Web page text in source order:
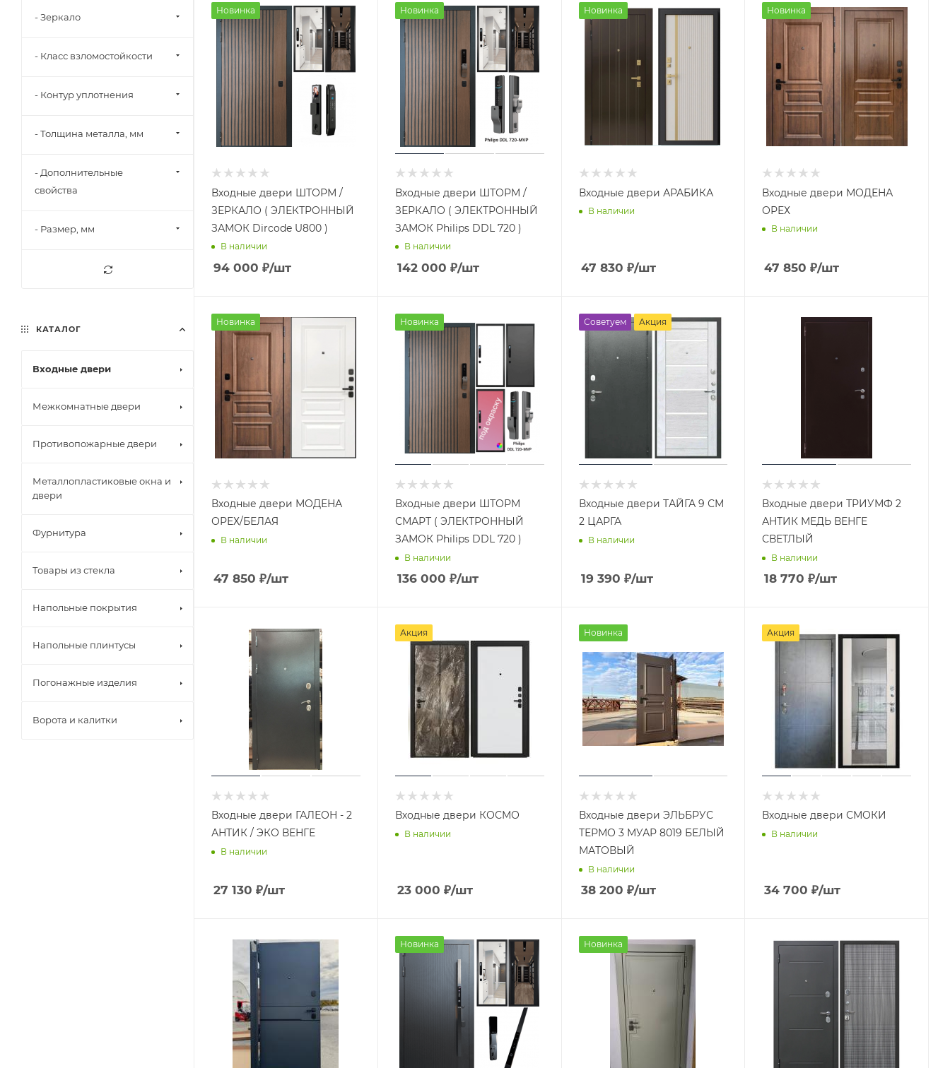
Новинка
Входные двери ШТОРМ /
ЗЕРКАЛО ( ЭЛЕКТРОННЫЙ
ЗАМОК Dircode U800 )
В наличии
94 000 ₽/шт
Новинка
Входные двери ШТОРМ /
ЗЕРКАЛО ( ЭЛЕКТРОННЫЙ
ЗАМОК Philips DDL 720 )
В наличии
142 000 ₽/шт
Новинка
Входные двери АРАБИКА
В наличии
47 830 ₽/шт
Новинка
Входные двери МОДЕНА
ОРЕХ
В наличии
47 850 ₽/шт
Новинка
Входные двери МОДЕНА
ОРЕХ/БЕЛАЯ
В наличии
47 850 ₽/шт
Новинка
Входные двери ШТОРМ
СМАРТ ( ЭЛЕКТРОННЫЙ
ЗАМОК Philips DDL 720 )
В наличии
136 000 ₽/шт
Советуем Акция
Входные двери ТАЙГА 9 СМ
2 ЦАРГА
В наличии
19 390 ₽/шт
Входные двери ТРИУМФ 2
АНТИК МЕДЬ ВЕНГЕ
СВЕТЛЫЙ
В наличии
18 770 ₽/шт
Входные двери ГАЛЕОН - 2
АНТИК / ЭКО ВЕНГЕ
В наличии
27 130 ₽/шт
Акция
Входные двери КОСМО
В наличии
23 000 ₽/шт
Новинка
Входные двери ЭЛЬБРУС
ТЕРМО 3 МУАР 8019 БЕЛЫЙ
МАТОВЫЙ
В наличии
38 200 ₽/шт
Акция
Входные двери СМОКИ
В наличии
34 700 ₽/шт
Новинка Новинка
КАТАЛОГ
Входные двери
Межкомнатные двери
Противопожарные двери
Металлопластиковые окна и
двери
Фурнитура
Товары из стекла
Напольные покрытия
Напольные плинтусы
Погонажные изделия
Ворота и калитки
- Зеркало
- Класс взломостойкости
- Контур уплотнения
- Толщина металла, мм
- Дополнительные
свойства
- Размер, мм